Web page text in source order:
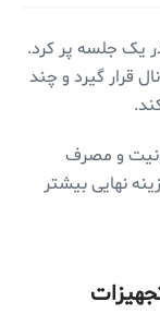
در یک جلسه پر کرد.
قرار گیرد و چند
و مصرف
نهایی بیشتر